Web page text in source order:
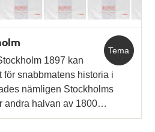
Tema
1897 kan
för snabbmatens historia i
nämligen Stockholms
andra halvan av 1800…